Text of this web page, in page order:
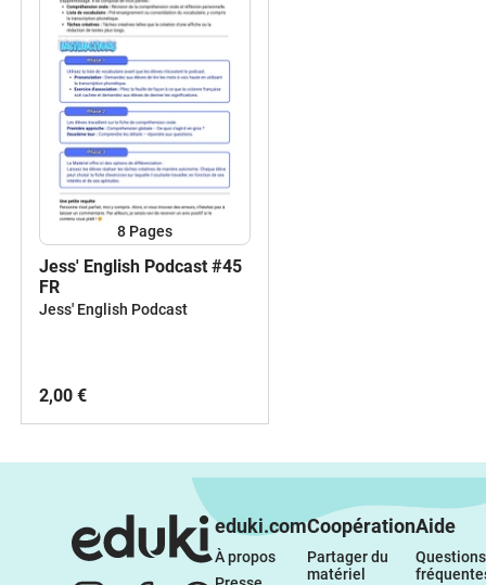
8 Pages
Jess' English Podcast #45
FR
Jess' English Podcast
2,00 €
eduki.com
À propos
Coopération
Partager du
matériel
Aide
Questions